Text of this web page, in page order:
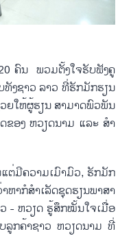
ຄົນ ​ ພວມ​ຕ​ັ້ງ​ໃຈ​ຮັບ​ຟັງຄູ​
ງ​ຊາວ​ ລາວ ທີ່​ຮັກ​ມັກ​​ຮຽນ​
ຍ​ໃຫ້​ຜູ້ຮຽນ ສາ​ມາດພົວ​ພັນ​
ຂອງ ຫວຽດ​ນາມ ແລະ ສຳ​
ຕ່​ມີ​ຄວາມເມົາ​ມົວ, ​ຮັກ​ມັກ​​
າ​ກໍ​ສຳ​ເລັດ​ຊຸດ​ຮຽນ​ພາ​ສາ
- ຫວຽດ​ ຮ​ູ້​ສຶກ​ໝັ້ນ​ໃຈ​​ເມື່ອ​
ລູກ​ຄ້າຊາວ ຫວຽດ​ນາມ ທີ່